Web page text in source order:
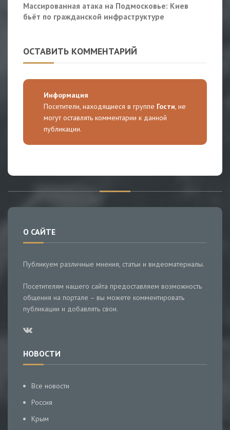
Массированная атака на Подмосковье: Киев
бьёт по гражданской инфраструктуре
ОСТАВИТЬ КОММЕНТАРИЙ
Информация
Посетители, находящиеся в группе Гости, не
могут оставлять комментарии к данной
публикации.
О САЙТЕ
Публикуем различные мнения, статьи и видеоматериалы.
Посетителям нашего сайта предоставляем возможность
общения на портале – вы можете комментировать
публикации и добавлять свои.
НОВОСТИ
Все новости
Россия
Крым